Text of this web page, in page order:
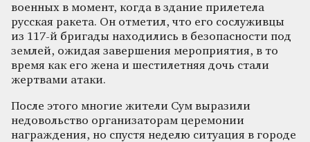
военных в момент, когда в здание прилетела
русская ракета. Он отметил, что его сослуживцы
из 117-й бригады находились в безопасности под
землей, ожидая завершения мероприятия, в то
время как его жена и шестилетняя дочь стали
жертвами атаки.
После этого многие жители Сум выразили
недовольство организаторам церемонии
награждения, но спустя неделю ситуация в городе